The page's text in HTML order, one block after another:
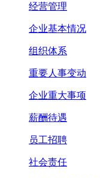
经营管理
企业基本情况
组织体系
重要人事变动
企业重大事项
薪酬待遇
员工招聘
社会责任